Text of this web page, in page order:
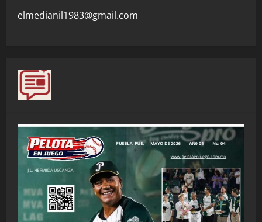
elmedianil1983@gmail.com